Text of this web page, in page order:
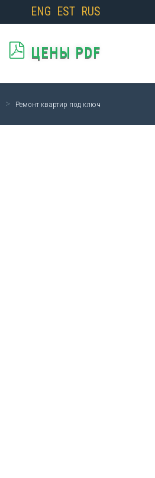
RUS
EST
ENG
ЦЕНЫ PDF
> Ремонт квартир под ключ